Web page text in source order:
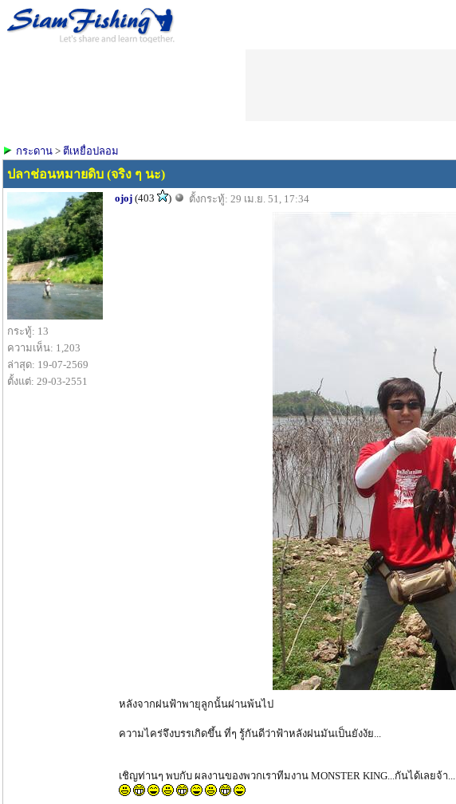
กระดาน > ตีเหยื่อปลอม
ปลาช่อนหมายดิบ (จริง ๆ นะ)
กระทู้: 13
ความเห็น: 1,203
ล่าสุด: 19-07-2569
ตั้งแต่: 29-03-2551
ojoj (403 ) ตั้งกระทู้: 29 เม.ย. 51, 17:34
หลังจากฝนฟ้าพายุลูกนั้นผ่านพ้นไป
ความไคร่จึงบรรเกิดขึ้น ที่ๆ รู้กันดีว่าฟ้าหลังฝนมันเป็นยังงัย...
เชิญท่านๆ พบกับ ผลงานของพวกเราทีมงาน MONSTER KING...กันได้เลยจ้า...